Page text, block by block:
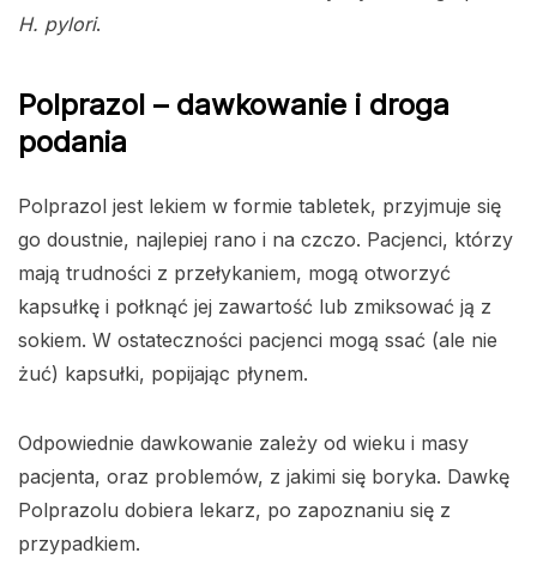
H. pylori.
Polprazol – dawkowanie i droga
podania
Polprazol jest lekiem w formie tabletek, przyjmuje się
go doustnie, najlepiej rano i na czczo. Pacjenci, którzy
mają trudności z przełykaniem, mogą otworzyć
kapsułkę i połknąć jej zawartość lub zmiksować ją z
sokiem. W ostateczności pacjenci mogą ssać (ale nie
żuć) kapsułki, popijając płynem.
Odpowiednie dawkowanie zależy od wieku i masy
pacjenta, oraz problemów, z jakimi się boryka. Dawkę
Polprazolu dobiera lekarz, po zapoznaniu się z
przypadkiem.